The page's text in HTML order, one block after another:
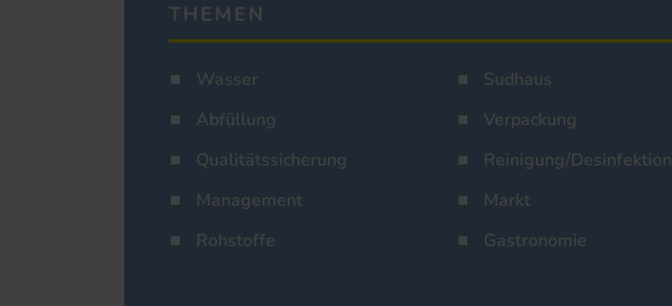
THEMEN
Wasser Sudhaus
Abfüllung
Verpackung
Qualitätssicherung
Reinigung/Desinfektion
Management
Markt
Rohstoffe
Gastronomie